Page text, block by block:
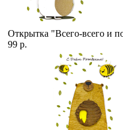
Открытка "Всего-всего и
99 р.